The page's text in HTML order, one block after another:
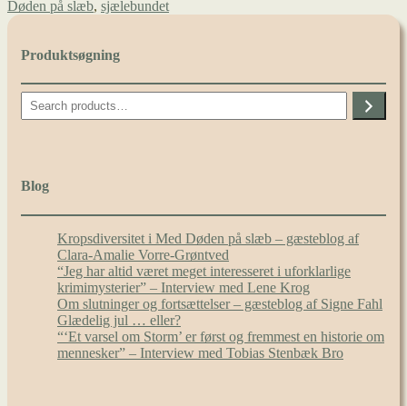
på
gæsteblog
Clara-
Amalie
Vorre-
Døden på slæb, sjælebundet
Produktsøgning
Search
Blog
Kropsdiversitet i Med Døden på slæb – gæsteblog af
Clara-Amalie Vorre-Grøntved
“Jeg har altid været meget interesseret i uforklarlige
krimimysterier” – Interview med Lene Krog
Om slutninger og fortsættelser – gæsteblog af Signe Fahl
Glædelig jul … eller?
“‘Et varsel om Storm’ er først og fremmest en historie om
mennesker” – Interview med Tobias Stenbæk Bro